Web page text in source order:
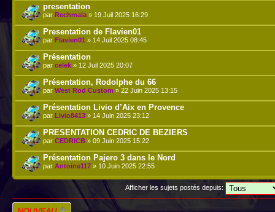
presentation
par Rechmala » 19 Juil 2025 16:29
Presentation de Flavien01
par Flavien01 » 14 Juil 2025 08:45
Présentation
par celek » 12 Juil 2025 20:07
Présentation, Rodolphe du 66
par West Rod Custom » 22 Juin 2025 13:15
Présentation Livio d’Aix en Provence
par Livio8413 » 14 Juin 2025 23:12
PRESENTATION CEDRIC DE BEZIERS
par CEDRICB » 09 Juin 2025 15:22
Présentation Pajero 3 dans le Nord
par Antoine117 » 10 Juin 2025 22:55
Afficher les sujets postés depuis:
Écrire un nouveau